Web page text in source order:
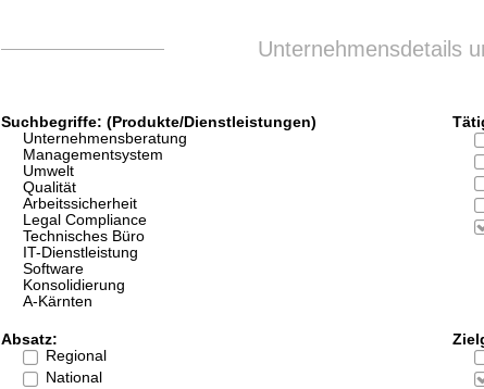
Unternehmensdetails
Suchbegriffe: (Produkte/Dienstleistungen)
Unternehmensberatung
Managementsystem
Umwelt
Qualität
Arbeitssicherheit
Legal Compliance
Technisches Büro
IT-Dienstleistung
Software
Konsolidierung
A-Kärnten
Absatz:
Regional
National